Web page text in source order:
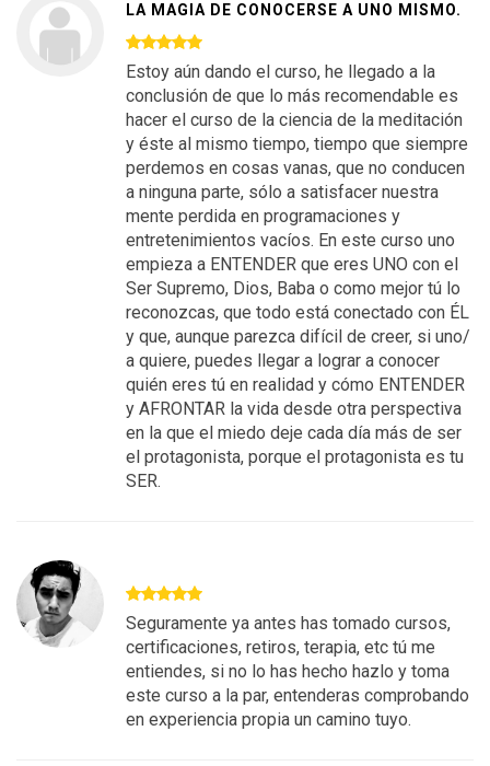
LA MAGIA DE CONOCERSE A UNO MISMO.
Estoy aún dando el curso, he llegado a la
conclusión de que lo más recomendable es
hacer el curso de la ciencia de la meditación
y éste al mismo tiempo, tiempo que siempre
perdemos en cosas vanas, que no conducen
a ninguna parte, sólo a satisfacer nuestra
mente perdida en programaciones y
entretenimientos vacíos. En este curso uno
empieza a ENTENDER que eres UNO con el
Ser Supremo, Dios, Baba o como mejor tú lo
reconozcas, que todo está conectado con ÉL
y que, aunque parezca difícil de creer, si uno/
a quiere, puedes llegar a lograr a conocer
quién eres tú en realidad y cómo ENTENDER
y AFRONTAR la vida desde otra perspectiva
en la que el miedo deje cada día más de ser
el protagonista, porque el protagonista es tu
SER.
Seguramente ya antes has tomado cursos,
certificaciones, retiros, terapia, etc tú me
entiendes, si no lo has hecho hazlo y toma
este curso a la par, entenderas comprobando
en experiencia propia un camino tuyo.